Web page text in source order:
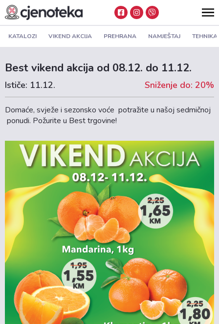
KATALOZI VIKEND AKCIJA PREHRANA NAMJEŠTAJ TEHNIKA
Best vikend akcija od 08.12. do 11.12.
Ističe: 11.12. Sniženje do: 20%
Domaće, svježe i sezonsko voće potražite u našoj sedmičnoj
ponudi. Požurite u Best trgovine!